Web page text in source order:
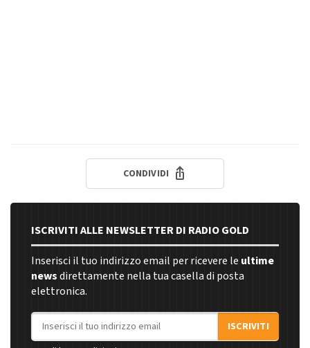
CONDIVIDI
ISCRIVITI ALLE NEWSLETTER DI RADIO GOLD
Inserisci il tuo indirizzo email per ricevere le ultime
newsdirettamente nella tua casella di posta
elettronica.
Indirizzo email
ISCRIVITI